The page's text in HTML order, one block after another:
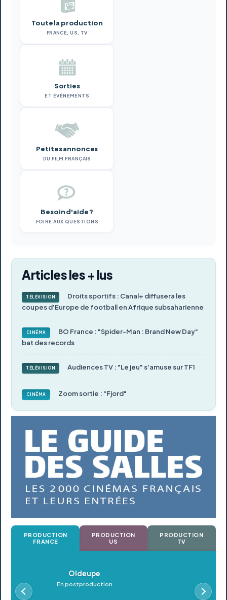
Toute la production
FRANCE, US, TV
Sorties
ET ÉVÉNEMENTS
Petites annonces
DU FILM FRANÇAIS
Besoin d'aide ?
FOIRE AUX QUESTIONS
Articles les + lus
TÉLÉVISION
Droits sportifs : Canal+ diffusera les
coupes d’Europe de football en Afrique subsaharienne
CINÉMA
BO France : "Spider-Man : Brand New Day"
bat des records
TÉLÉVISION Audiences TV : "Le jeu" s'amuse sur TF1
CINÉMA Zoom sortie : "Fjord"
PRODUCTION
FRANCE
PRODUCTION
US
PRODUCTION
TV
Oldeupe
En postproduction En